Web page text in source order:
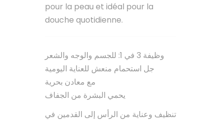
pour la peau et idéal pour la
douche quotidienne.
وظيفة 3 في 1: للجسم والوجه والشعر
جل استحمام منعش للعناية اليومية
مع معادن بحرية
يحمي البشرة من الجفاف
تنظيف وعناية من الرأس إلى القدمين في